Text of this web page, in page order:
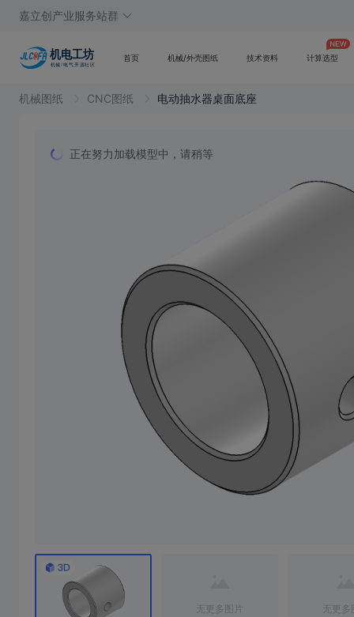
嘉立创产业服务站群
首页 机械/外壳图纸 技术资料 计算选型
机械图纸 CNC图纸 电动抽水器桌面底座
正在努力加载模型中，请稍等
无更多图片 无更